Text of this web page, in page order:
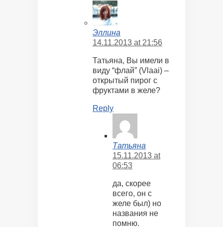
Эллина
14.11.2013 at 21:56
Татьяна, Вы имели в
виду “флай” (Vlaai) –
открытый пирог с
фруктами в желе?
Reply
Татьяна
15.11.2013 at
06:53
да, скорее
всего, он с
желе был) но
названия не
помню.